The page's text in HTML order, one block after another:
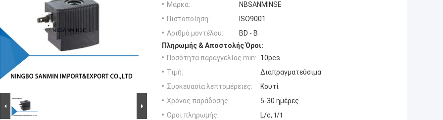
Μάρκα:
NBSANMINSE
Πιστοποίηση:
ISO9001
Αριθμό μοντέλου:
BD - Β
Πληρωμής & Αποστολής Όροι:
Ποσότητα παραγγελίας min:
10pcs
Τιμή:
Διαπραγματεύσιμα
Συσκευασία λεπτομέρειες:
Κουτί
Χρόνος παράδοσης:
5-30 ημέρες
Όροι πληρωμής:
L/c, t/t